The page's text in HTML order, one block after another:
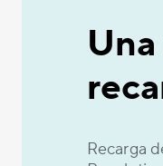
Recarga